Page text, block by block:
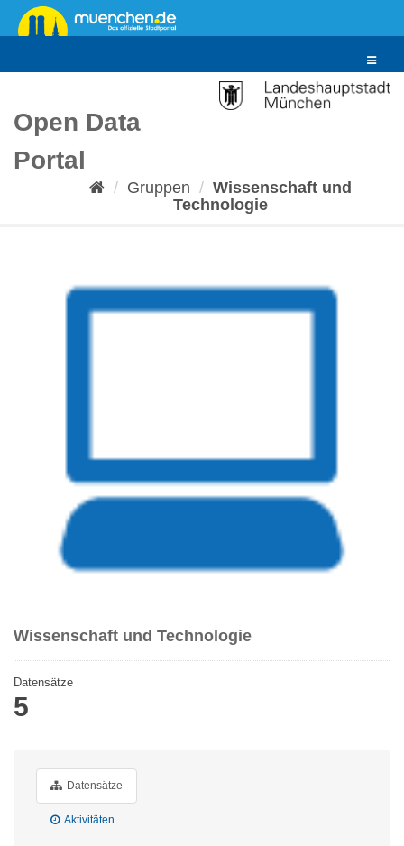
Überspringen
zum
Toggle
Open Data
Portal
Gruppen
Wissenschaft und
Technologie
Wissenschaft und Technologie
Datensätze
5
Datensätze
Aktivitäten